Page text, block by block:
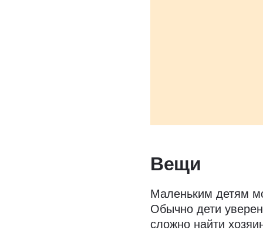
Вещи
Маленьким детям
Обычно дети
сложно найти